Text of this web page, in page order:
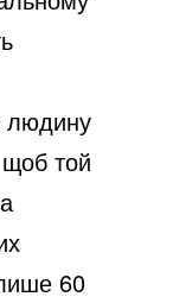
людину
той
60